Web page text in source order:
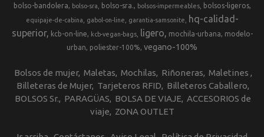
bolso-bandolera bolso-sra bolso-sra. bolsos-impermeables bolsos-ligeros
equipaje-de-cabina gabol-on-line garantia-samsonite
hq-calidad-
superior
kcb-on-line kcb-vegan-bags ligero mochila-urbana
modelo-
urban
poliester-100% vegano-100%
Bolsos de mujer Maletas Mochilas Riñoneras Maletines
Billeteras de Mujer Tarjeteros RFID
Billeteros Caballero
BOLSOS Sr.
PARAGÜAS BOLSA DE VIAJE ACCESORIOS de
viaje
ZONA OUTLET